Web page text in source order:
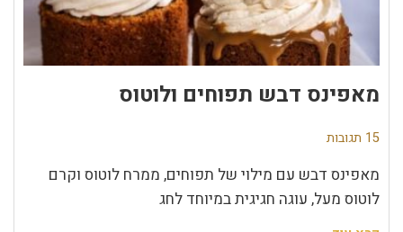
מאפינס דבש תפוחים ולוטוס
15 תגובות
מאפינס דבש עם מילוי של תפוחים, ממרח לוטוס וקרם
לוטוס מעל, עוגה חגיגית במיוחד לחג